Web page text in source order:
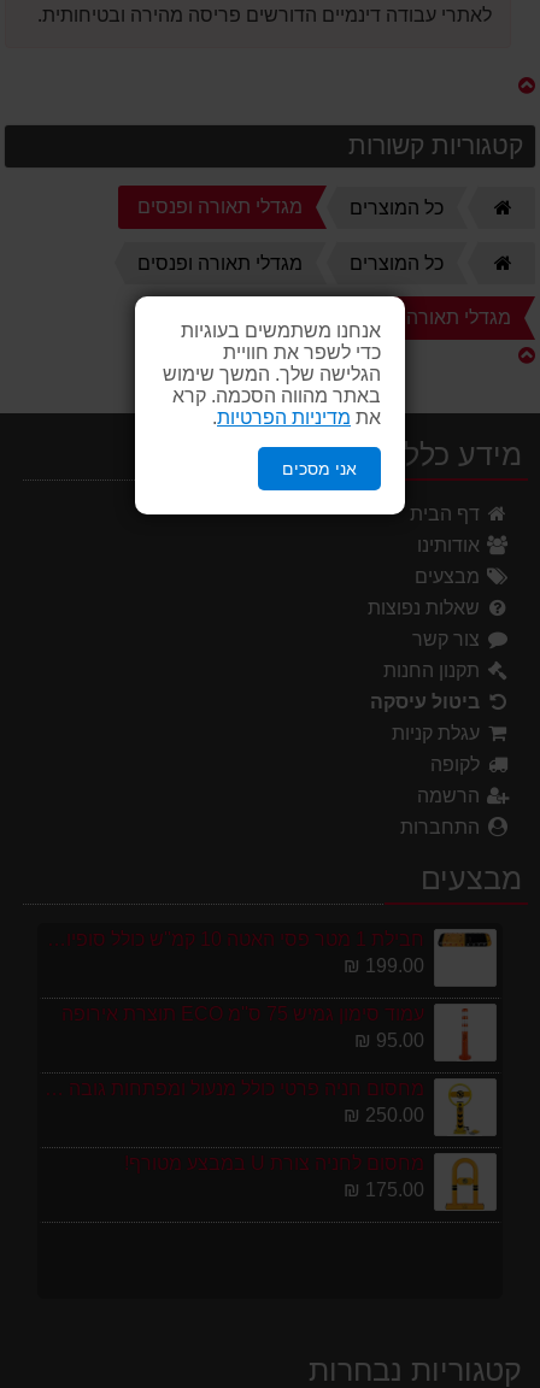
אנחנו משתמשים בעוגיות
כדי לשפר את חוויית
הגלישה שלך. המשך שימוש
באתר מהווה הסכמה. קרא
את מדיניות הפרטיות
אני מסכים
לאתרי עבודה דינמיים הדורשים פריסה מהירה ובטיחותית.
קטגוריות קשורות
כל המוצרים מגדלי תאורה ופנסים
כל המוצרים מגדלי תאורה ופנסים
מגדלי תאורה
מידע כללי
דף הבית
אודותינו
מבצעים
שאלות נפוצות
צור קשר
תקנון החנות
ביטול עיסקה
עגלת קניות
לקופה
הרשמה
התחברות
מבצעים
חבילת 1 מטר פסי האטה 10 קמ''ש כולל סופיות מפלסטיק
199.00 ₪
עמוד סימון גמיש 75 ס''מ ECO תוצרת אירופה
95.00 ₪
מחסום חניה פרטי כולל מנעול ומפתחות גובה 70 ס"מ
250.00 ₪
מחסום לחניה צורת U במבצע מטורף!
175.00 ₪
קטגוריות נבחרות